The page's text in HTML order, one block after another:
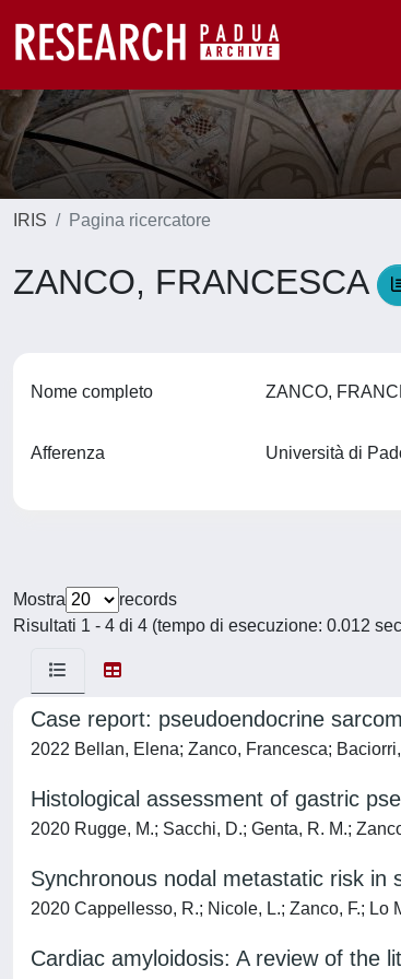
IRIS Pagina ricercatore
ZANCO, FRANCESCA
Nome completo ZANCO,
Afferenza Università di
Mostra
records
Risultati 1 - 4 di 4 (tempo di esecuzione: 0.012
Case report: pseudoendocrine
2022 Bellan, Elena; Zanco, Francesca;
Histological assessment of gastric
2020 Rugge, M.; Sacchi, D.; Genta, R. M.;
Synchronous nodal metastatic risk in
2020 Cappellesso, R.; Nicole, L.; Zanco, F.; Lo
Cardiac amyloidosis: A review of the